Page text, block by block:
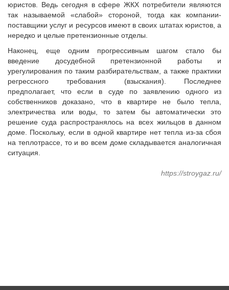
юристов. Ведь сегодня в сфере ЖКХ потребители являются
так называемой «слабой» стороной, тогда как компании-
поставщики услуг и ресурсов имеют в своих штатах юристов, а
нередко и целые претензионные отделы.
Наконец, еще одним прогрессивным шагом стало бы
введение досудебной претензионной работы и
урегулирования по таким разбирательствам, а также практики
регрессного требования (взыскания). Последнее
предполагает, что если в суде по заявлению одного из
собственников доказано, что в квартире не было тепла,
электричества или воды, то затем бы автоматически это
решение суда распространялось на всех жильцов в данном
доме. Поскольку, если в одной квартире нет тепла из-за сбоя
на теплотрассе, то и во всем доме складывается аналогичная
ситуация.
https://stroygaz.ru/